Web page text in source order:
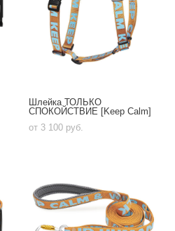
Шлейка ТОЛЬКО
СПОКОЙСТВИЕ [Keep Calm]
от 3 100 pуб.